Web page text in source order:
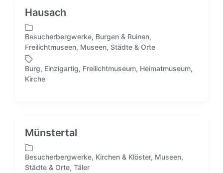
l
i
c
h
t
i
n
w
ö
r
t
e
r
Hausach
V
r
ö
f
l
i
c
h
Besucherbergwerke, Burgen & Ruinen,
Freilichtmuseen, Museen, Städte & Orte
S
w
ö
r
t
Burg, Einzigartig, Freilichtmuseum, Heimatmuseum,
Kirche
Münstertal
V
Besucherbergwerke, Kirchen & Klöster, Museen,
Städte & Orte, Täler